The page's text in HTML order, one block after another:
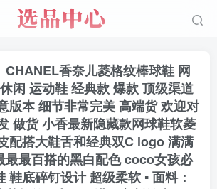
CHANEL香奈儿菱格纹棒球鞋 网
闲 运动鞋 经典款 爆款 顶级渠道
版本 细节非常完美 高端货 欢迎对
做货 小香最新隐藏款网球鞋软菱
配搭大鞋舌和经典双C logo 满满
最最百搭的黑白配色 coco女孩必
鞋底碎钉设计 超级柔软 ▪️ 面料：